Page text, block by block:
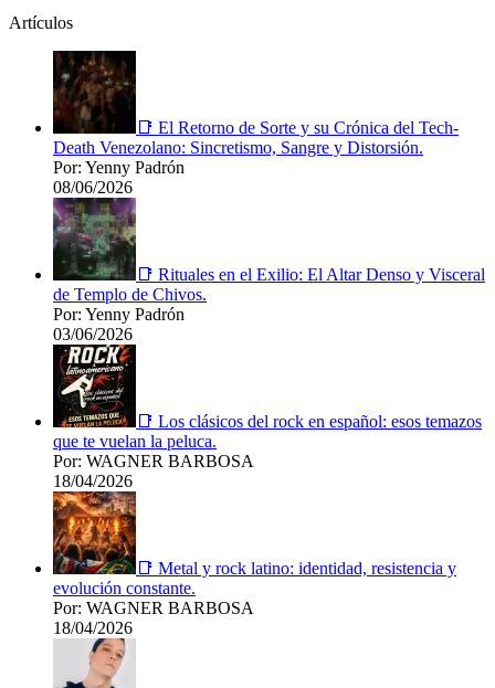
Artículos
📑 El Retorno de Sorte y su Crónica del Tech-
Death Venezolano: Sincretismo, Sangre y Distorsión.
Por: Yenny Padrón
08/06/2026
📑 Rituales en el Exilio: El Altar Denso y Visceral
de Templo de Chivos.
Por: Yenny Padrón
03/06/2026
📑 Los clásicos del rock en español: esos temazos
que te vuelan la peluca.
Por: WAGNER BARBOSA
18/04/2026
📑 Metal y rock latino: identidad, resistencia y
evolución constante.
Por: WAGNER BARBOSA
18/04/2026